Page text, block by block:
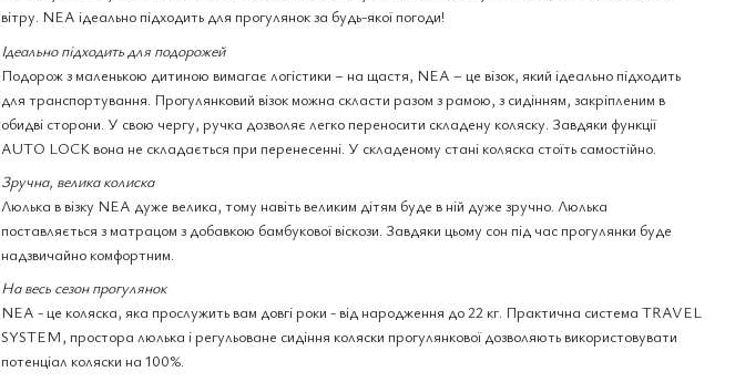
вітру. NEA ідеально підходить для прогулянок за будь-якої погоди!
Ідеально підходить для подорожей
Подорож з маленькою дитиною вимагає логістики – на щастя, NEA – це візок, який ідеально підходить
для транспортування. Прогулянковий візок можна скласти разом з рамою, з сидінням, закріпленим в
обидві сторони. У свою чергу, ручка дозволяє легко переносити складену коляску. Завдяки функції
AUTO LOCK вона не складається при перенесенні. У складеному стані коляска стоїть самостійно.
Зручна, велика колиска
Люлька в візку NEA дуже велика, тому навіть великим дітям буде в ній дуже зручно. Люлька
поставляється з матрацом з добавкою бамбукової віскози. Завдяки цьому сон під час прогулянки буде
надзвичайно комфортним.
На весь сезон прогулянок
NEA - це коляска, яка прослужить вам довгі роки - від народження до 22 кг. Практична система TRAVEL
SYSTEM, простора люлька і регульоване сидіння коляски прогулянкової дозволяють використовувати
потенціал коляски на 100%.